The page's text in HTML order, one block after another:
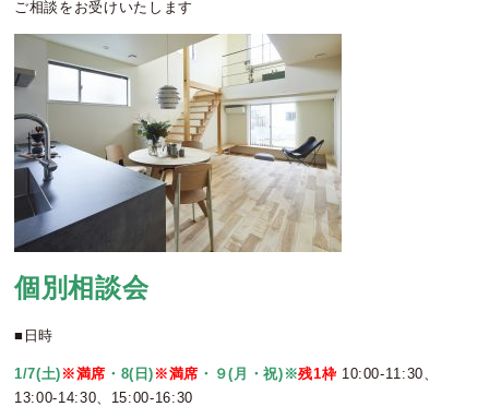
ご相談をお受けいたします
個別相談会
■日時
1/7(土) ※満席 ・8(日) ※満席 ・９(月・祝)※残1枠 10:00-11:30、
13:00-14:30、15:00-16:30